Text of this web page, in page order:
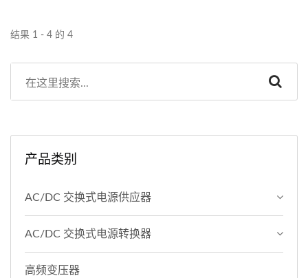
和电流。...
结果 1 - 4 的 4
产品类别
AC/DC 交换式电源供应器
AC/DC 交换式电源转换器
高频变压器